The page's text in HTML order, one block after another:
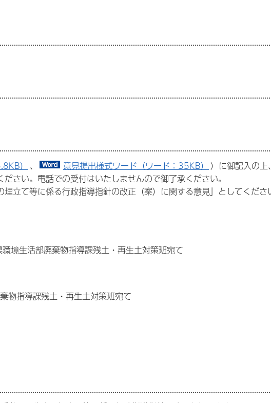
） 、 意見提出様式ワード（ワード：35KB） ）に御記入の上
さい。電話での受付はいたしませんので御了承ください。
立て等に係る行政指導指針の改正（案）に関する意見」としてくださ
境生活部廃棄物指導課残土・再生土対策班宛て
指導課残土・再生土対策班宛て